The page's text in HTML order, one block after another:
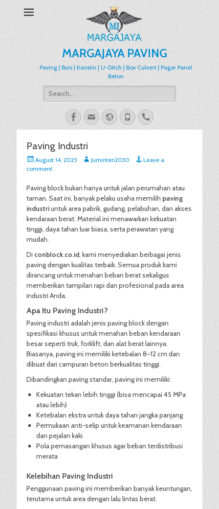
MARGAJAYA PAVING
Paving | Buis | Kanstin | U-Ditch | Box Culvert | Pagar Panel
Beton
Search
for:
Facebook
EmailWebsite
PhoneHandset
Paving Industri
Posted
on
August 14, 2025 AuthorJuminten2030
Leave a
comment
Paving block bukan hanya untuk jalan perumahan atau
taman. Saat ini, banyak pelaku usaha memilih paving
industriuntuk area pabrik, gudang, pelabuhan, dan akses
kendaraan berat. Material ini menawarkan kekuatan
tinggi, daya tahan luar biasa, serta perawatan yang
mudah.
Di conblock.co.id, kami menyediakan berbagai jenis
paving dengan kualitas terbaik. Semua produk kami
dirancang untuk menahan beban berat sekaligus
memberikan tampilan rapi dan profesional pada area
industri Anda.
Apa Itu Paving Industri?
Paving industri adalah jenis paving block dengan
spesifikasi khusus untuk menahan beban kendaraan
besar seperti truk, forklift, dan alat berat lainnya.
Biasanya, paving ini memiliki ketebalan 8–12 cm dan
dibuat dari campuran beton berkualitas tinggi.
Dibandingkan paving standar, paving ini memiliki:
Kekuatan tekan lebih tinggi (bisa mencapai 45 MPa
atau lebih)
Ketebalan ekstra untuk daya tahan jangka panjang
Permukaan anti-selip untuk keamanan kendaraan
dan pejalan kaki
Pola pemasangan khusus agar beban terdistribusi
merata
Kelebihan Paving Industri
Penggunaan paving ini memberikan banyak keuntungan,
terutama untuk area dengan lalu lintas berat.